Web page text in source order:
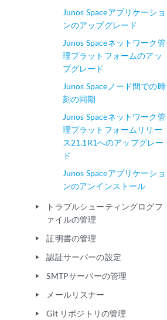
Junos Spaceアプリケーショ
ンのアップグレード
Junos Spaceネットワーク管
理プラットフォームのアッ
プグレード
Junos Spaceノード間での時
刻の同期
Junos Spaceネットワーク管
理プラットフォームリリー
ス21.1R1へのアップグレー
ド
Junos Spaceアプリケーショ
ンのアンインストール
play_arrow
トラブルシューティングログフ
ァイルの管理
play_arrow 証明書の管理
play_arrow 認証サーバーの設定
play_arrow SMTPサーバーの管理
play_arrow メールリスナー
play_arrow Git リポジトリの管理